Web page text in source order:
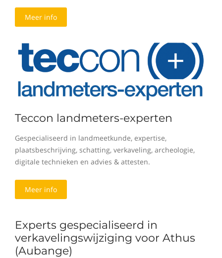
Meer info
Teccon landmeters-experten
Gespecialiseerd in landmeetkunde, expertise,
plaatsbeschrijving, schatting, verkaveling, archeologie,
digitale technieken en advies & attesten.
Meer info
Experts gespecialiseerd in
verkavelingswijziging voor Athus
(Aubange)